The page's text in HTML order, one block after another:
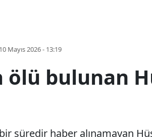
10 Mayıs 2026 - 13:19
bulunan
süredir haber alınamayan